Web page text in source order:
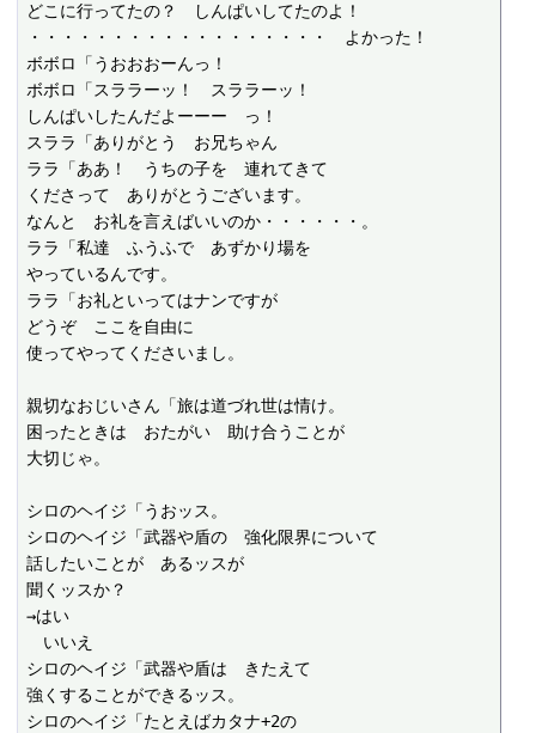
どこに行ってたの？　しんぱいしてたのよ！
・・・・・・・・・・・・・・・・・・　よかった！
ボボロ「うおおおーんっ！
ボボロ「スララーッ！　スララーッ！
しんぱいしたんだよーーー　っ！
スララ「ありがとう　お兄ちゃん
ララ「ああ！　うちの子を　連れてきて
くださって　ありがとうございます。
なんと　お礼を言えばいいのか・・・・・・。
ララ「私達　ふうふで　あずかり場を
やっているんです。
ララ「お礼といってはナンですが
どうぞ　ここを自由に
使ってやってくださいまし。
親切なおじいさん「旅は道づれ世は情け。
困ったときは　おたがい　助け合うことが
大切じゃ。
シロのヘイジ「うおッス。
シロのヘイジ「武器や盾の　強化限界について
話したいことが　あるッスが
聞くッスか？
→はい
いいえ
シロのヘイジ「武器や盾は　きたえて
強くすることができるッス。
シロのヘイジ「たとえばカタナ+2の